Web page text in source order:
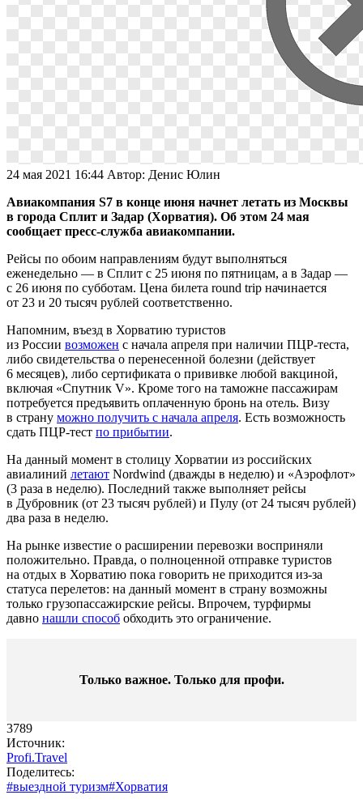
24 мая 2021 16:44 Автор: Денис Юлин
Авиакомпания S7 в конце июня начнет летать из Москвы
в города Сплит и Задар (Хорватия). Об этом 24 мая
сообщает пресс-служба авиакомпании.
Рейсы по обоим направлениям будут выполняться
еженедельно — в Сплит с 25 июня по пятницам, а в Задар —
с 26 июня по субботам. Цена билета round trip начинается
от 23 и 20 тысяч рублей соответственно.
Напомним, въезд в Хорватию туристов
из России возможен с начала апреля при наличии ПЦР-теста,
либо свидетельства о перенесенной болезни (действует
6 месяцев), либо сертификата о прививке любой вакциной,
включая «Спутник V». Кроме того на таможне пассажирам
потребуется предъявить оплаченную бронь на отель. Визу
в страну можно получить с начала апреля. Есть возможность
сдать ПЦР-тест по прибытии.
На данный момент в столицу Хорватии из российских
авиалиний летают Nordwind (дважды в неделю) и «Аэрофлот»
(3 раза в неделю). Последний также выполняет рейсы
в Дубровник (от 23 тысяч рублей) и Пулу (от 24 тысяч рублей)
два раза в неделю.
На рынке известие о расширении перевозки восприняли
положительно. Правда, о полноценной отправке туристов
на отдых в Хорватию пока говорить не приходится из-за
статуса перелетов: на данный момент в страну возможны
только грузопассажирские рейсы. Впрочем, турфирмы
давно нашли способ обходить это ограничение.
Только важное. Только для профи.​
3789
Источник:
Profi.Travel
Поделитесь:
#выездной туризм#Хорватия